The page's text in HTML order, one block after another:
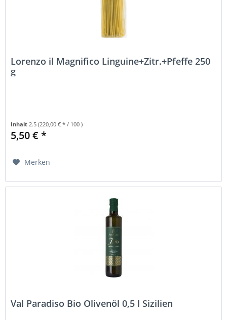
Lorenzo il Magnifico Linguine+Zitr.+Pfeffe 250
g
Inhalt2.5(220,00 € * / 100 )
5,50 € *
Merken
Val Paradiso Bio Olivenöl 0,5 l Sizilien